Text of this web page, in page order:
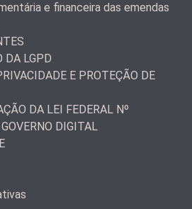
e financeira das emendas
DA LGPD
E PROTEÇÃO DE
DA LEI FEDERAL Nº
DIGITAL